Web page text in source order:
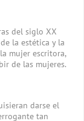
del siglo XX
la estética y la
mujer escritora,
de las mujeres.
darse el
tan